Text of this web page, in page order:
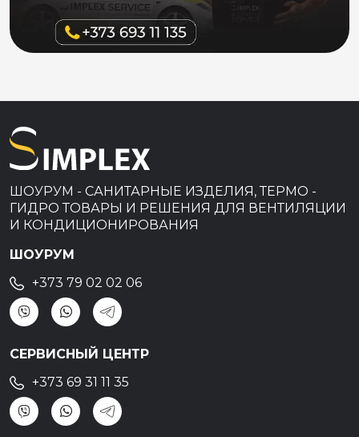
ШОУРУМ - САНИТАРНЫЕ ИЗДЕЛИЯ, ТЕРМО -
ГИДРО ТОВАРЫ И РЕШЕНИЯ ДЛЯ ВЕНТИЛЯЦИИ
И КОНДИЦИОНИРОВАНИЯ
ШОУРУМ
+373 79 02 02 06
СЕРВИСНЫЙ ЦЕНТР
+373 69 31 11 35